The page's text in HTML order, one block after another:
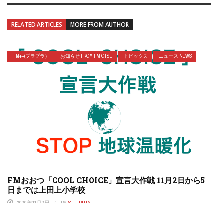
RELATED ARTICLES MORE FROM AUTHOR
FM++(プラプラ） お知らせ FROM FM OTSU トピックス ニュース NEWS
FMおおつ「COOL CHOICE」宣言大作戦 11月2日から5
日までは上田上小学校